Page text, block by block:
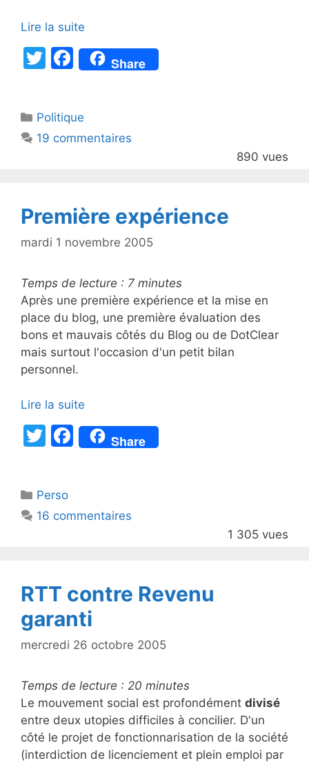
Lire la suite
T
er
F
a
e
b
k
Share
Catégories
Politique
19 commentaires
890 vues
Première expérience
mardi 1 novembre 2005
Temps de lecture : 7 minutes
Après une première expérience et la mise en
place du blog, une première évaluation des
bons et mauvais côtés du Blog ou de DotClear
mais surtout l'occasion d'un petit bilan
personnel.
Lire la suite
T
er
F
a
b
k
Share
Catégories
Perso
16 commentaires
1 305 vues
RTT contre Revenu
garanti
mercredi 26 octobre 2005
Temps de lecture : 20 minutes
Le mouvement social est profondément divisé
entre deux utopies difficiles à concilier. D'un
côté le projet de fonctionnarisation de la société
(interdiction de licenciement et plein emploi par